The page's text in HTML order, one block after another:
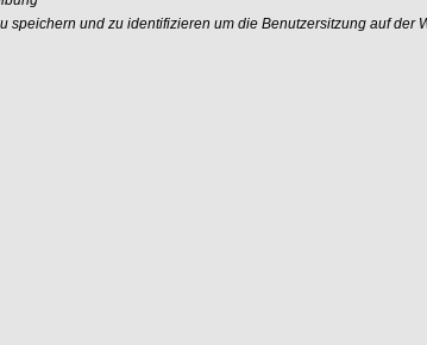
und zu identifizieren um die Benutzersitzung auf der